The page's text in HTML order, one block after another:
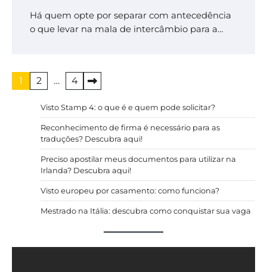
Há quem opte por separar com antecedência
o que levar na mala de intercâmbio para a…
Paginação
posts
1 2 … 4
Visto Stamp 4: o que é e quem pode solicitar?
Reconhecimento de firma é necessário para as
traduções? Descubra aqui!
Preciso apostilar meus documentos para utilizar na
Irlanda? Descubra aqui!
Visto europeu por casamento: como funciona?
Mestrado na Itália: descubra como conquistar sua vaga